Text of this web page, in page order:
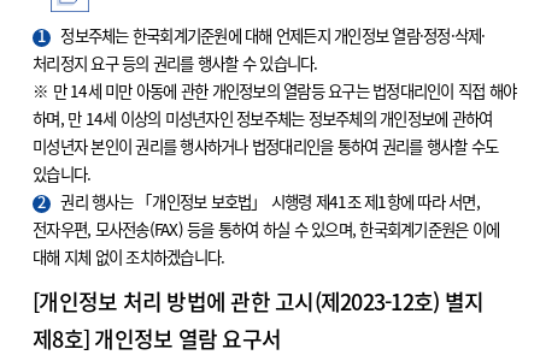
1
정보주체는 한국회계기준원에 대해 언제든지 개인정보 열람·정정·삭제·
처리정지 요구 등의 권리를 행사할 수 있습니다.
※ 만 14세 미만 아동에 관한 개인정보의 열람등 요구는 법정대리인이 직접 해야
하며, 만 14세 이상의 미성년자인 정보주체는 정보주체의 개인정보에 관하여
미성년자 본인이 권리를 행사하거나 법정대리인을 통하여 권리를 행사할 수도
있습니다.
2
권리 행사는 「개인정보 보호법」 시행령 제41조 제1항에 따라 서면,
전자우편, 모사전송(FAX) 등을 통하여 하실 수 있으며, 한국회계기준원은 이에
대해 지체 없이 조치하겠습니다.
[개인정보 처리 방법에 관한 고시(제2023-12호) 별지
제8호] 개인정보 열람 요구서